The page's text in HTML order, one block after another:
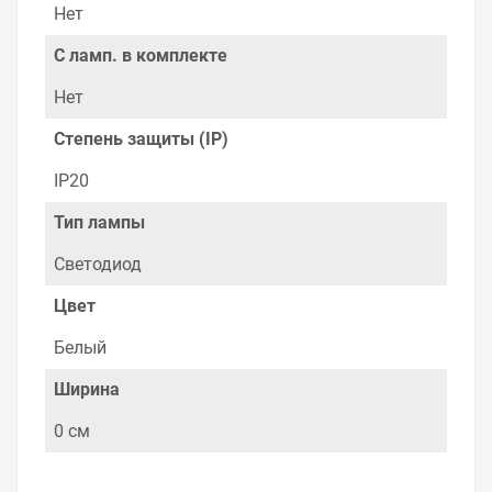
поставщиками, продаем товар от давно
вариантов, вы всегда можете выбрать наиболее
200 LED БЕЛЫЕ, прозрачный ПВХ , можно получить в
пункте выдачи, или заказать курьерскую доставку до
двери. Закажите выгодную доставку в Ваш город или
магазины, тратить время, выбирать из того, что
Брак – это исключение в нашем ассортименте. Если он
выявлен, то возврат товара осуществляется в
соответствии с Законом Российской Федерации «О
защите прав потребителя». Это не значит, что нужно
Правила, согласно которым урегулируется проблема,
очень простые. Мы просто заменяем некачественный
товар на то, который соответствует ожиданиям, или
Нет
С ламп. в комплекте
Нет
Степень защиты (IP)
IP20
Тип лампы
Светодиод
Цвет
Белый
Ширина
0 см